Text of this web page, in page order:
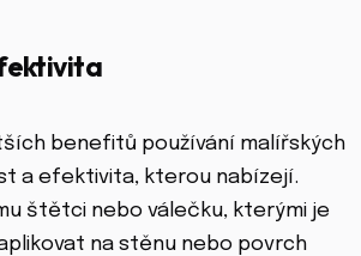
benefitů používání malířských
a efektivita, kterou nabízejí.
štětci nebo válečku, kterými je
na stěnu nebo povrch